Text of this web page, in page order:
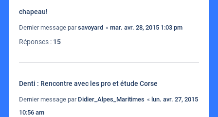
chapeau!
Dernier message parsavoyard « mar. avr. 28, 2015 1:03 pm
Réponses : 15
Denti : Rencontre avec les pro et étude Corse
Dernier message par Didier_Alpes_Maritimes « lun. avr. 27, 2015
10:56 am